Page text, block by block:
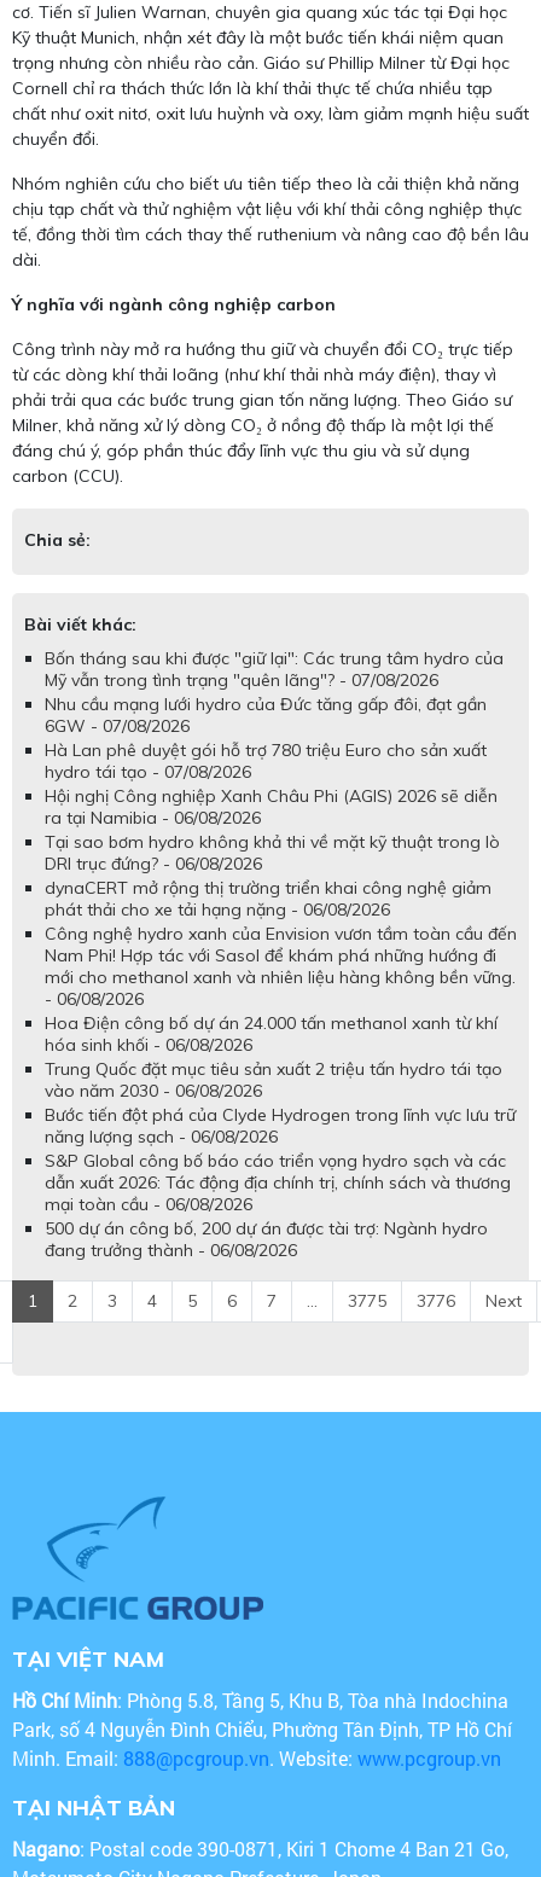
cơ. Tiến sĩ Julien Warnan, chuyên gia quang xúc tác tại Đại học
Kỹ thuật Munich, nhận xét đây là một bước tiến khái niệm quan
trọng nhưng còn nhiều rào cản. Giáo sư Phillip Milner từ Đại học
Cornell chỉ ra thách thức lớn là khí thải thực tế chứa nhiều tạp
chất như oxit nitơ, oxit lưu huỳnh và oxy, làm giảm mạnh hiệu suất
chuyển đổi.
Nhóm nghiên cứu cho biết ưu tiên tiếp theo là cải thiện khả năng
chịu tạp chất và thử nghiệm vật liệu với khí thải công nghiệp thực
tế, đồng thời tìm cách thay thế ruthenium và nâng cao độ bền lâu
dài.
Ý nghĩa với ngành công nghiệp carbon
Công trình này mở ra hướng thu giữ và chuyển đổi CO₂ trực tiếp
từ các dòng khí thải loãng (như khí thải nhà máy điện), thay vì
phải trải qua các bước trung gian tốn năng lượng. Theo Giáo sư
Milner, khả năng xử lý dòng CO₂ ở nồng độ thấp là một lợi thế
đáng chú ý, góp phần thúc đẩy lĩnh vực thu giu và sử dụng
carbon (CCU).
Chia sẻ:
Bài viết khác:
Bốn tháng sau khi được "giữ lại": Các trung tâm hydro của
Mỹ vẫn trong tình trạng "quên lãng"? - 07/08/2026
Nhu cầu mạng lưới hydro của Đức tăng gấp đôi, đạt gần
6GW - 07/08/2026
Hà Lan phê duyệt gói hỗ trợ 780 triệu Euro cho sản xuất
hydro tái tạo - 07/08/2026
Hội nghị Công nghiệp Xanh Châu Phi (AGIS) 2026 sẽ diễn
ra tại Namibia - 06/08/2026
Tại sao bơm hydro không khả thi về mặt kỹ thuật trong lò
DRI trục đứng? - 06/08/2026
dynaCERT mở rộng thị trường triển khai công nghệ giảm
phát thải cho xe tải hạng nặng - 06/08/2026
Công nghệ hydro xanh của Envision vươn tầm toàn cầu đến
Nam Phi! Hợp tác với Sasol để khám phá những hướng đi
mới cho methanol xanh và nhiên liệu hàng không bền vững.
- 06/08/2026
Hoa Điện công bố dự án 24.000 tấn methanol xanh từ khí
hóa sinh khối - 06/08/2026
Trung Quốc đặt mục tiêu sản xuất 2 triệu tấn hydro tái tạo
vào năm 2030 - 06/08/2026
Bước tiến đột phá của Clyde Hydrogen trong lĩnh vực lưu trữ
năng lượng sạch - 06/08/2026
S&P Global công bố báo cáo triển vọng hydro sạch và các
dẫn xuất 2026: Tác động địa chính trị, chính sách và thương
mại toàn cầu - 06/08/2026
500 dự án công bố, 200 dự án được tài trợ: Ngành hydro
đang trưởng thành - 06/08/2026
1 2 3 4 5 6 7 ... 3775 3776 Next
TẠI VIỆT NAM
Hồ Chí Minh: Phòng 5.8, Tầng 5, Khu B, Tòa nhà Indochina
Park, số 4 Nguyễn Đình Chiểu, Phường Tân Định, TP Hồ Chí
Minh. Email: 888@pcgroup.vn. Website: www.pcgroup.vn
TẠI NHẬT BẢN
Nagano: Postal code 390-0871, Kiri 1 Chome 4 Ban 21 Go,